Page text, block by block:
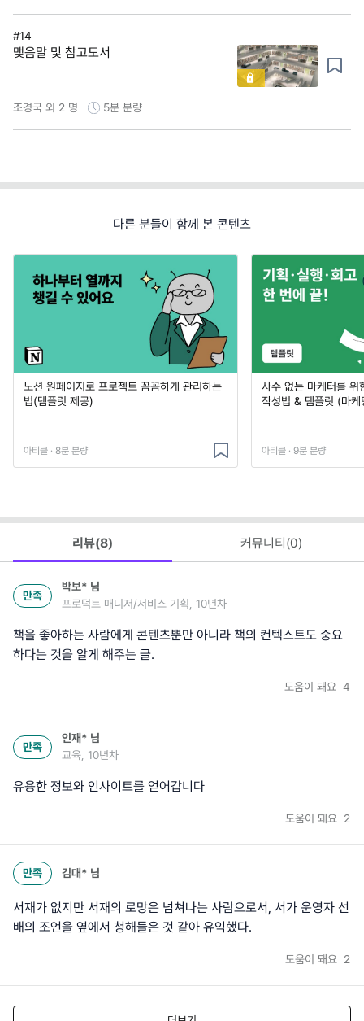
#14
맺음말 및 참고도서
조경국 외 2 명 5분 분량
다른 분들이 함께 본 콘텐츠
노션 원페이지로 프로젝트 꼼꼼하게 관리하는
법(템플릿 제공)
아티클 · 8분 분량
사수 없는 마케터를 위
작성법 & 템플릿 (마
아티클 · 9분 분량
리뷰(8) 커뮤니티(0)
만족
박보* 님
프로덕트 매니저/서비스 기획, 10년차
책을 좋아하는 사람에게 콘텐츠뿐만 아니라 책의 컨텍스트도 중요
하다는 것을 알게 해주는 글.
도움이 돼요 4
만족
인재* 님
교육, 10년차
유용한 정보와 인사이트를 얻어갑니다
도움이 돼요 2
만족 김대* 님
서재가 없지만 서재의 로망은 넘쳐나는 사람으로서, 서가 운영자 선
배의 조언을 옆에서 청해들은 것 같아 유익했다.
도움이 돼요 2